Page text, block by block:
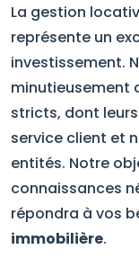
La gestion
représente un
investissement.
minutieusement
stricts, dont
service client et
entités. Notre
connaissances
répondra à vos
immobilière.